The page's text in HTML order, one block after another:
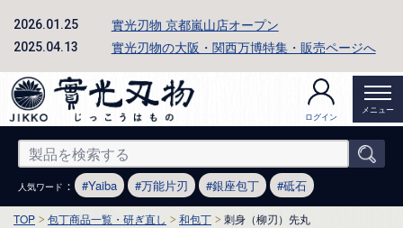
2026.01.25 實光刃物 京都嵐山店オープン
2025.04.13 實光刃物の大阪・関西万博特集・販売ページへ
ログイン
メニュー
人気ワード ： Yaiba 万能片刃 銀座包丁 砥石
TOP 包丁商品一覧・研ぎ直し 和包丁 刺身（柳刃）先丸